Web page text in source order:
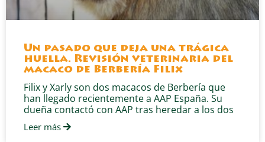
Un pasado que deja una trágica
huella. Revisión veterinaria del
macaco de Berbería Filix
Filix y Xarly son dos macacos de Berbería que
han llegado recientemente a AAP España. Su
dueña contactó con AAP tras heredar a los dos
Leer más